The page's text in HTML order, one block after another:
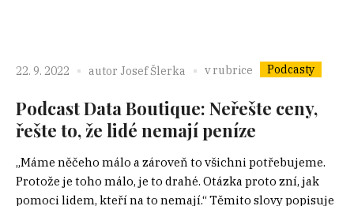
22. 9. 2022 autor Josef Šlerka v rubrice Podcasty
Podcast Data Boutique: Neřešte ceny,
řešte to, že lidé nemají peníze
„Máme něčeho málo a zároveň to všichni potřebujeme.
Protože je toho málo, je to drahé. Otázka proto zní, jak
pomoci lidem, kteří na to nemají.“ Těmito slovy popisuje